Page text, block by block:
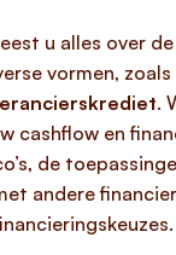
u alles over
vormen, zoals
.
cashflow en
de
andere